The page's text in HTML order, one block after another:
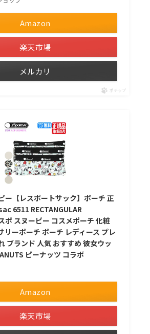
Amazon
楽天市場
メルカリ
ポチップ
ー【レスポートサック】ポーチ 正
6511 RECTANGULAR
ポ スヌーピー コスメポーチ 化粧
リーポーチ ポーチ レディース プレ
ブランド 人気 おすすめ 彼女ウッ
ピーナッツ コラボ
Amazon
楽天市場